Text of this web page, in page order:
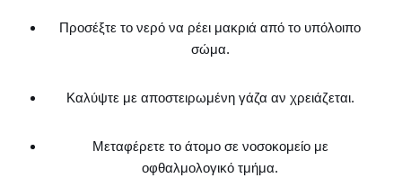
Προσέξτε το νερό να ρέει μακριά από το υπόλοιπο
σώμα.
Καλύψτε με αποστειρωμένη γάζα αν χρειάζεται.
Μεταφέρετε το άτομο σε νοσοκομείο με
οφθαλμολογικό τμήμα.